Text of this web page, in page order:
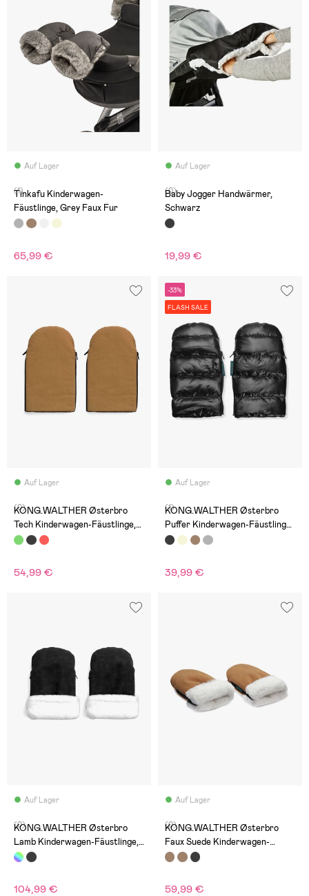
Auf Lager
(1)
Tinkafu Kinderwagen-
Fäustlinge, Grey Faux Fur
65,99 €
Auf Lager
(0)
Baby Jogger Handwärmer,
Schwarz
19,99 €
Auf Lager
(0)
KONG.WALTHER Østerbro
Tech Kinderwagen-Fäustlinge,
Khaki
54,99 €
-33%
FLASH SALE
Auf Lager
(1)
KONG.WALTHER Østerbro
Puffer Kinderwagen-Fäustlinge,
Schwarz
39,99 €
Auf Lager
(0)
KONG.WALTHER Østerbro
Lamb Kinderwagen-Fäustlinge,
Black & White
104,99 €
Auf Lager
(0)
KONG.WALTHER Østerbro
Faux Suede Kinderwagen-
Fäustlinge, Brown
59,99 €